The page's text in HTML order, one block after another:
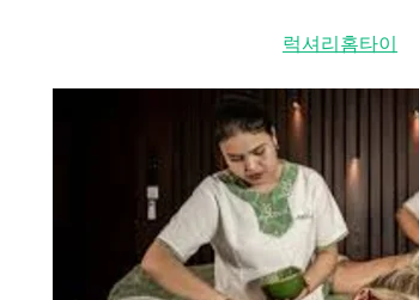
럭셔리홈타이